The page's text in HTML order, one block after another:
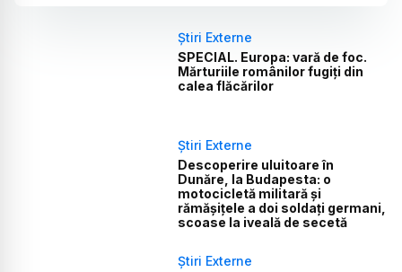
Știri Externe
SPECIAL. Europa: vară de foc.
Mărturiile românilor fugiți din
calea flăcărilor
Știri Externe
Descoperire uluitoare în
Dunăre, la Budapesta: o
motocicletă militară și
rămășițele a doi soldați germani,
scoase la iveală de secetă
Știri Externe